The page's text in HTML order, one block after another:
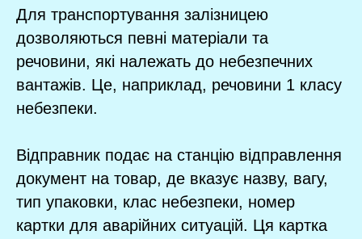
Для транспортування залізницею
дозволяються певні матеріали та
речовини, які належать до небезпечних
вантажів. Це, наприклад, речовини 1 класу
небезпеки.
Відправник подає на станцію відправлення
документ на товар, де вказує назву, вагу,
тип упаковки, клас небезпеки, номер
картки для аварійних ситуацій. Ця картка